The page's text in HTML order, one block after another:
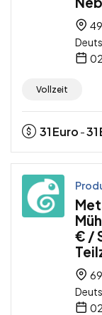
Vollzeit
31Euro -31
€ /